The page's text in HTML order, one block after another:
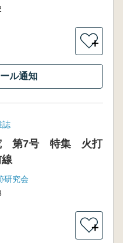
＋
ル通知
誌
第7号 特集 火打
研究会
＋